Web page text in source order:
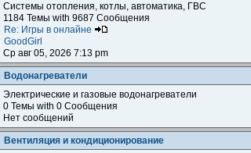
Системы отопления, котлы, автоматика, ГВС
1184 Темы with 9687 Сообщения
Re: Игры в онлайне
GoodGirl
Ср авг 05, 2026 7:13 pm
Водонагреватели
Электрические и газовые водонагреватели
0 Темы with 0 Сообщения
Нет сообщений
Вентиляция и кондиционирование